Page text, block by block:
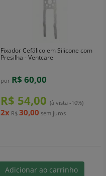
Fixador Cefálico em Silicone com
Presilha - Ventcare
por R$ 60,00
R$ 54,00 (à vista -10%)
2x R$ 30,00 sem juros
Adicionar ao carrinho